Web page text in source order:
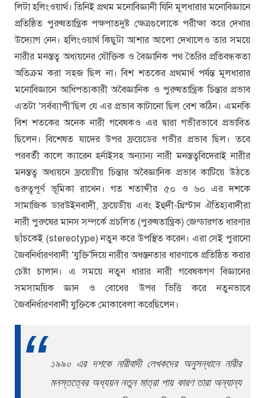
লিটা হলিংওয়ার্থ। তিনিই প্রথম মনোবিজ্ঞানী যিনি মূলধারার মনোবিজ্ঞানে
প্রতিষ্ঠিত পুরুষতান্ত্রিক পক্ষপাতদুষ্ট ক্ষেত্রগুলোকে পরীক্ষা করে দেখার
উদ্যোগ নেন। হলিংওয়ার্থ কিছুটা আশার আলো দেখালেও তার সময়ে
নারীর মনস্তত্ব অধ্যয়নের যৌক্তিক ও বৈজ্ঞানিক পথ তৈরির প্রতিবন্ধকতা
অতিক্রম করা সহজ ছিল না। বিশ শতকের প্রথমার্ধ পর্যন্ত মূলধারার
মনোবিজ্ঞানে আধিপত্যকারী অবৈজ্ঞানিক ও পুরুষতান্ত্রিক চিন্তার প্রভাব
এতটা ‘সর্বব্যাপী’ছিল যে এর প্রভাব কাটানো ছিল বেশ কঠিন। এমনকি
বিশ শতকের অনেক নারী গবেষকও এর দ্বারা গভীরভাবে প্রভাবিত
ছিলেন। বিশেষত যাদের উপর ফ্রয়েডের গভীর প্রভাব ছিল। তবে
পরবর্তী কালে ক্যারেন হর্নাইসহ অন্যান্য নারী মনস্তত্ববিদেরাই নারীর
মনস্তত্ব অধ্যয়নে ফ্রয়েডীয় চিন্তার অবৈজ্ঞানিক প্রভাব কাটিয়ে উঠতে
গুরুত্বপূর্ণ ভূমিকা রাখেন। গত শতাব্দীর ৫০ ও ৬০ এর দশকে
সামাজিক ডারউইনবাদী, ফ্রয়েডীয় এবং ইহুদী-খ্রিস্টান ঐতিহ্যবাদীরা
নারী পুরুষের মানস সম্পর্কে প্রচলিত (পুরুষতান্ত্রিক) জেন্ডারগত ধারণার
ছাঁচকেই (stereotype) নতুন করে উপস্থিত করেন। এরা সেই পুরানো
জৈবনির্ধারণবাদী ‘যুক্তি’দিয়ে নারীর অধস্তনতার ধারণাকে প্রতিষ্ঠিত করার
চেষ্টা চালান। এ সময়ে নতুন ধারার নারী গবেষকগণ বিজ্ঞানের
সমসাময়িক জ্ঞান ও বোধের উপর ভিত্তি করে নতুনভাবে
জৈবনির্ধারণবাদী যুক্তিকে মোকাবেলা করেছিলেন।
১৯৯০ এর দশকে নারীবাদী লেখকদের অনুসন্ধানে নারীর
মনস্তত্বের অধ্যয়ন নতুন মাত্রা পায় কারণ তারা অন্যান্য